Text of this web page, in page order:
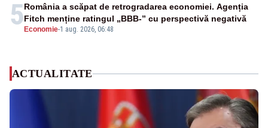
5 Economie-1 aug. 2026, 06:48
România a scăpat de retrogradarea economiei. Agenția
Fitch menține ratingul „BBB-” cu perspectivă negativă
ACTUALITATE